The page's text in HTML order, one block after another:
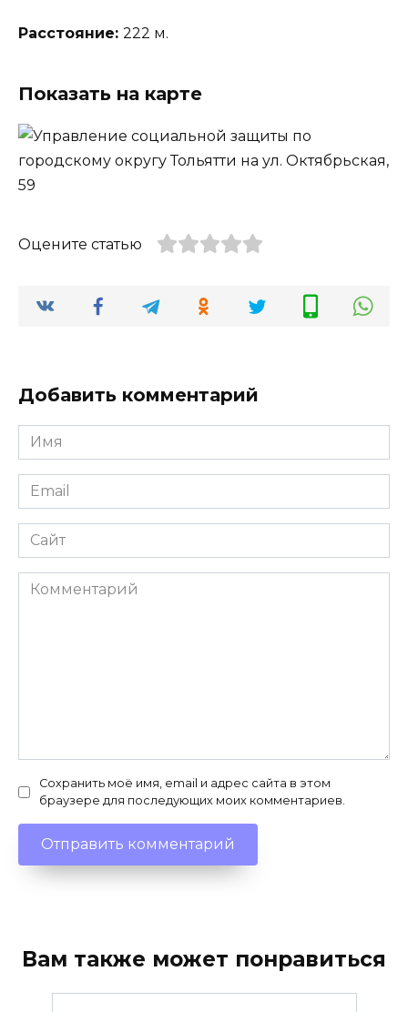
Расстояние: 222 м.
Показать на карте
Оцените статью
Добавить комментарий
Имя
*
Email
*
Сайт
Комментарий
Сохранить моё имя, email и адрес сайта в этом
браузере для последующих моих комментариев.
Вам также может понравиться